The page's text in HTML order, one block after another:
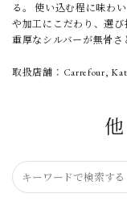
る。 使い込む程に味わ
や加工にこだわり、選
重厚なシルバーが無骨さ
取扱店舗：Carrefour,